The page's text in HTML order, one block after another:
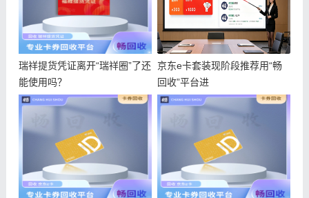
瑞祥提货凭证离开“瑞祥圈”了还
能使用吗？
京东e卡套装现阶段推荐用“畅
回收”平台进